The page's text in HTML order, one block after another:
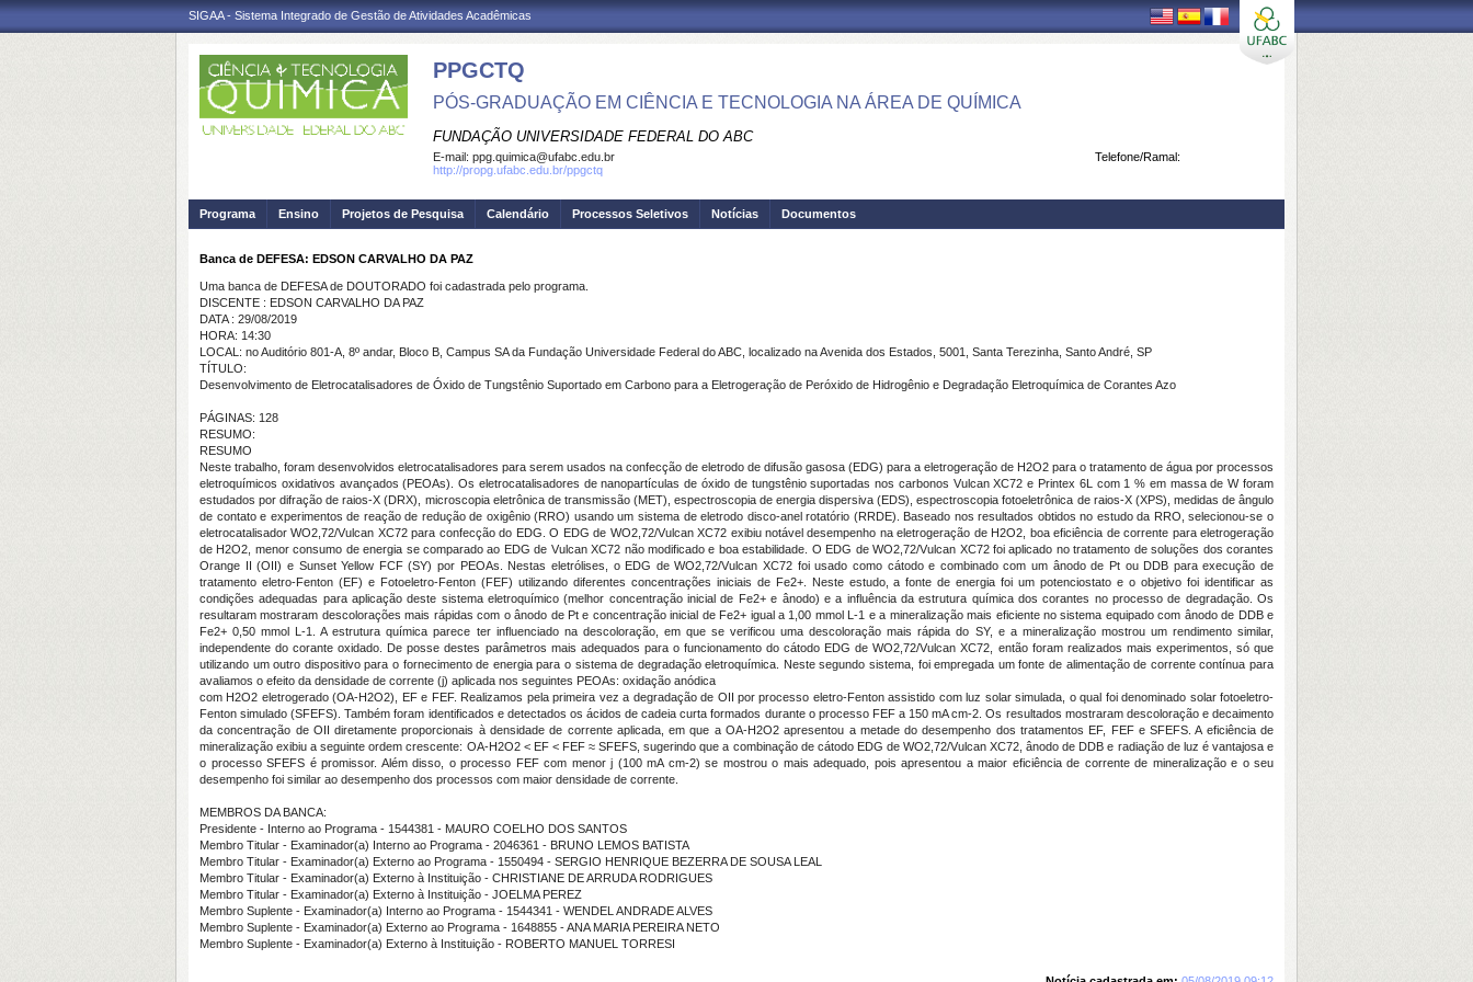
SIGAA - Sistema Integrado de Gestão de Atividades Acadêmicas
PPGCTQ
PÓS-GRADUAÇÃO EM CIÊNCIA E TECNOLOGIA NA ÁREA DE QUÍMICA
FUNDAÇÃO UNIVERSIDADE FEDERAL DO ABC
Telefone/Ramal:
E-mail: ppg.quimica@ufabc.edu.br
http://propg.ufabc.edu.br/ppgctq
Programa Ensino Projetos de Pesquisa Calendário Processos Seletivos Notícias Documentos
Banca de DEFESA: EDSON CARVALHO DA PAZ
Uma banca de DEFESA de DOUTORADO foi cadastrada pelo programa.
DISCENTE : EDSON CARVALHO DA PAZ
DATA : 29/08/2019
HORA: 14:30
LOCAL: no Auditório 801-A, 8º andar, Bloco B, Campus SA da Fundação Universidade Federal do ABC, localizado na Avenida dos Estados, 5001, Santa Terezinha, Santo André, SP
TÍTULO:
Desenvolvimento de Eletrocatalisadores de Óxido de Tungstênio Suportado em Carbono para a Eletrogeração de Peróxido de Hidrogênio e Degradação Eletroquímica de Corantes Azo
PÁGINAS: 128
RESUMO:
RESUMO
Neste trabalho, foram desenvolvidos eletrocatalisadores para serem usados na confecção de eletrodo de difusão gasosa (EDG) para a eletrogeração de H2O2 para o tratamento de água por processos
eletroquímicos oxidativos avançados (PEOAs). Os eletrocatalisadores de nanopartículas de óxido de tungstênio suportadas nos carbonos Vulcan XC72 e Printex 6L com 1 % em massa de W foram
estudados por difração de raios-X (DRX), microscopia eletrônica de transmissão (MET), espectroscopia de energia dispersiva (EDS), espectroscopia fotoeletrônica de raios-X (XPS), medidas de ângulo
de contato e experimentos de reação de redução de oxigênio (RRO) usando um sistema de eletrodo disco-anel rotatório (RRDE). Baseado nos resultados obtidos no estudo da RRO, selecionou-se o
eletrocatalisador WO2,72/Vulcan XC72 para confecção do EDG. O EDG de WO2,72/Vulcan XC72 exibiu notável desempenho na eletrogeração de H2O2, boa eficiência de corrente para eletrogeração
de H2O2, menor consumo de energia se comparado ao EDG de Vulcan XC72 não modificado e boa estabilidade. O EDG de WO2,72/Vulcan XC72 foi aplicado no tratamento de soluções dos corantes
Orange II (OII) e Sunset Yellow FCF (SY) por PEOAs. Nestas eletrólises, o EDG de WO2,72/Vulcan XC72 foi usado como cátodo e combinado com um ânodo de Pt ou DDB para execução de
tratamento eletro-Fenton (EF) e Fotoeletro-Fenton (FEF) utilizando diferentes concentrações iniciais de Fe2+. Neste estudo, a fonte de energia foi um potenciostato e o objetivo foi identificar as
condições adequadas para aplicação deste sistema eletroquímico (melhor concentração inicial de Fe2+ e ânodo) e a influência da estrutura química dos corantes no processo de degradação. Os
resultaram mostraram descolorações mais rápidas com o ânodo de Pt e concentração inicial de Fe2+ igual a 1,00 mmol L-1 e a mineralização mais eficiente no sistema equipado com ânodo de DDB e
Fe2+ 0,50 mmol L-1. A estrutura química parece ter influenciado na descoloração, em que se verificou uma descoloração mais rápida do SY, e a mineralização mostrou um rendimento similar,
independente do corante oxidado. De posse destes parâmetros mais adequados para o funcionamento do cátodo EDG de WO2,72/Vulcan XC72, então foram realizados mais experimentos, só que
utilizando um outro dispositivo para o fornecimento de energia para o sistema de degradação eletroquímica. Neste segundo sistema, foi empregada um fonte de alimentação de corrente contínua para
avaliamos o efeito da densidade de corrente (j) aplicada nos seguintes PEOAs: oxidação anódica
com H2O2 eletrogerado (OA-H2O2), EF e FEF. Realizamos pela primeira vez a degradação de OII por processo eletro-Fenton assistido com luz solar simulada, o qual foi denominado solar fotoeletro-
Fenton simulado (SFEFS). Também foram identificados e detectados os ácidos de cadeia curta formados durante o processo FEF a 150 mA cm-2. Os resultados mostraram descoloração e decaimento
da concentração de OII diretamente proporcionais à densidade de corrente aplicada, em que a OA-H2O2 apresentou a metade do desempenho dos tratamentos EF, FEF e SFEFS. A eficiência de
mineralização exibiu a seguinte ordem crescente: OA-H2O2 < EF < FEF ≈ SFEFS, sugerindo que a combinação de cátodo EDG de WO2,72/Vulcan XC72, ânodo de DDB e radiação de luz é vantajosa e
o processo SFEFS é promissor. Além disso, o processo FEF com menor j (100 mA cm-2) se mostrou o mais adequado, pois apresentou a maior eficiência de corrente de mineralização e o seu
desempenho foi similar ao desempenho dos processos com maior densidade de corrente.
MEMBROS DA BANCA:
Presidente - Interno ao Programa - 1544381 - MAURO COELHO DOS SANTOS
Membro Titular - Examinador(a) Interno ao Programa - 2046361 - BRUNO LEMOS BATISTA
Membro Titular - Examinador(a) Externo ao Programa - 1550494 - SERGIO HENRIQUE BEZERRA DE SOUSA LEAL
Membro Titular - Examinador(a) Externo à Instituição - CHRISTIANE DE ARRUDA RODRIGUES
Membro Titular - Examinador(a) Externo à Instituição - JOELMA PEREZ
Membro Suplente - Examinador(a) Interno ao Programa - 1544341 - WENDEL ANDRADE ALVES
Membro Suplente - Examinador(a) Externo ao Programa - 1648855 - ANA MARIA PEREIRA NETO
Membro Suplente - Examinador(a) Externo à Instituição - ROBERTO MANUEL TORRESI